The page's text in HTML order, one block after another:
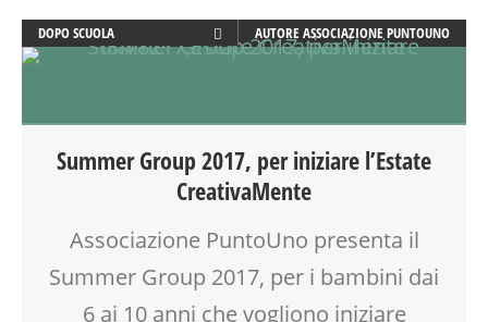
DOPO SCUOLA
INGLESE PER BAMBINI E RAGAZZI
VACANZE
AUTORE ASSOCIAZIONE PUNTOUNO
Summer Group 2017, per iniziare l’Estate
CreativaMente
Associazione PuntoUno presenta il
Summer Group 2017, per i bambini dai
6 ai 10 anni che vogliono iniziare